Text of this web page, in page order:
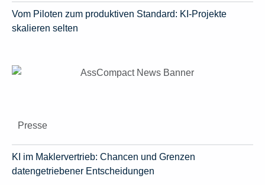
Vom Piloten zum produktiven Standard: KI-Projekte
skalieren selten
Presse
KI im Maklervertrieb: Chancen und Grenzen
datengetriebener Entscheidungen